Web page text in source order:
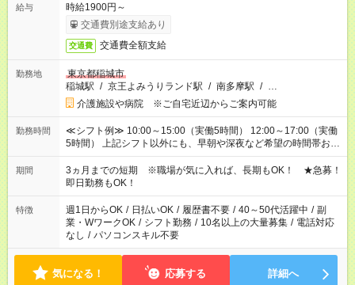
給与
時給1900円～
交通費別途支給あり
交通費 交通費全額支給
勤務地
東京都稲城市
稲城駅 / 京王よみうりランド駅 / 南多摩駅 / …
介護施設や病院 ※ご自宅近辺からご案内可能
勤務時間
≪シフト例≫ 10:00～15:00（実働5時間） 12:00～17:00（実働
5時間） 上記シフト以外にも、早朝や深夜など希望の時間帯お聞
かせください！ 事前に担当からヒアリングもしますので、ご安
心ください！
期間
3ヵ月までの短期 ※職場が気に入れば、長期もOK！ ★急募！
即日勤務もOK！
特徴 週1日からOK / 日払いOK / 履歴書不要 / 40～50代活躍中 / 副
業・WワークOK / シフト勤務 / 10名以上の大量募集 / 電話対応
なし / パソコンスキル不要
気になる！ 応募する 詳細へ